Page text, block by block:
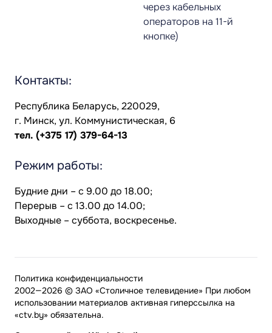
через кабельных
операторов на 11-й
кнопке)
Контакты:
Республика Беларусь, 220029,
г. Минск, ул. Коммунистическая, 6
тел. (+375 17) 379-64-13
Режим работы:
Будние дни – с 9.00 до 18.00;
Перерыв – с 13.00 до 14.00;
Выходные – суббота, воскресенье.
2002—2026 © ЗАО «Столичное телевидение» При любом
использовании материалов активная гиперссылка на
«ctv.by» обязательна.
Политика конфиденциальности